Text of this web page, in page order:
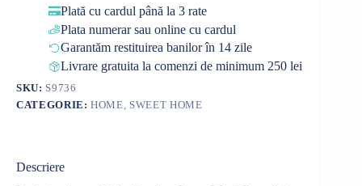
Plată cu cardul până la 3 rate
Plata numerar sau online cu cardul
Garantăm restituirea banilor în 14 zile
Livrare gratuita la comenzi de minimum 250 lei
SKU: S9736
CATEGORIE:HOME, SWEET HOME
Descriere